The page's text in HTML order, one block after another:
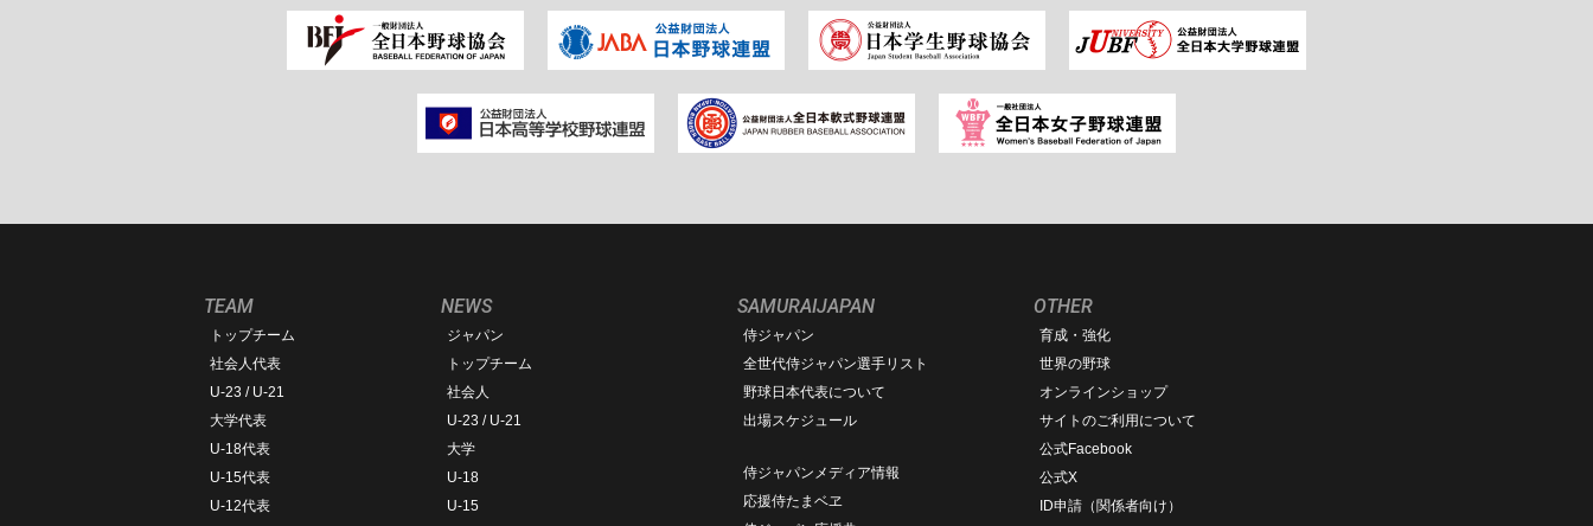
TEAM
トップチーム
社会人代表
U-23 / U-21
大学代表
U-18代表
U-15代表
U-12代表
NEWS
ジャパン
トップチーム
社会人
U-23 / U-21
大学
U-18
U-15
SAMURAIJAPAN
侍ジャパン
全世代侍ジャパン選手リスト
野球日本代表について
出場スケジュール
侍ジャパンメディア情報
応援侍たまベヱ
OTHER
育成・強化
世界の野球
オンラインショップ
サイトのご利用について
公式Facebook
公式X
ID申請（関係者向け）